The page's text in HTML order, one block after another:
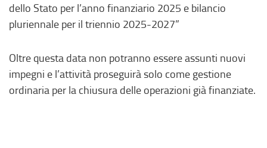
dello Stato per l’anno finanziario 2025 e bilancio
pluriennale per il triennio 2025-2027”
Oltre questa data non potranno essere assunti nuovi
impegni e l’attività proseguirà solo come gestione
ordinaria per la chiusura delle operazioni già finanziate.